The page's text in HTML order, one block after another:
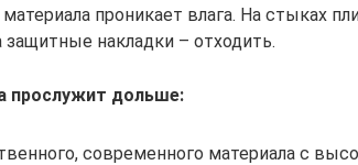
проникает влага. На стыках
накладки – отходить.
прослужит дольше:
современного материала с